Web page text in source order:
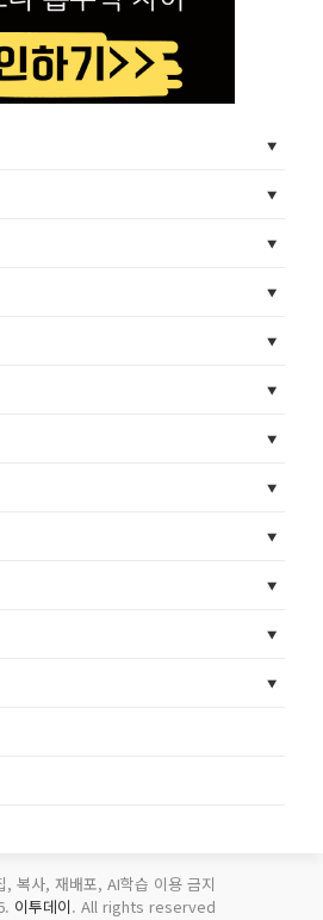
, 복사, 재배포, AI학습 이용 금지
이투데이. All rights reserved